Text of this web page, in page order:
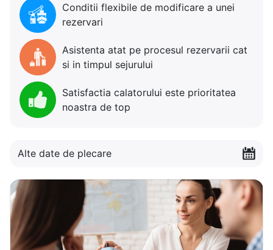
Conditii flexibile de modificare a unei
rezervari
Asistenta atat pe procesul rezervarii cat
si in timpul sejurului
Satisfactia calatorului este prioritatea
noastra de top
Alte date de plecare